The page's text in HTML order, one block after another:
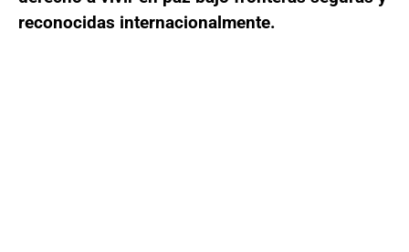
reconocidas internacionalmente.